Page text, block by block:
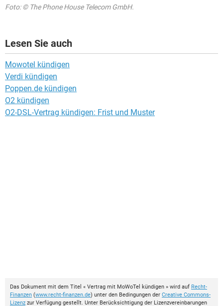
Foto: © The Phone House Telecom GmbH.
Lesen Sie auch
Mowotel kündigen
Verdi kündigen
Poppen.de kündigen
O2 kündigen
O2-DSL-Vertrag kündigen: Frist und Muster
Das Dokument mit dem Titel « Vertrag mit MoWoTel kündigen » wird auf Recht-
Finanzen (www.recht-finanzen.de) unter den Bedingungen der Creative Commons-
Lizenz zur Verfügung gestellt. Unter Berücksichtigung der Lizenzvereinbarungen